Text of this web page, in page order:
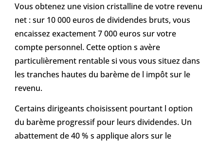
Vous obtenez une vision cristalline de votre revenu
net : sur 10 000 euros de dividendes bruts, vous
encaissez exactement 7 000 euros sur votre
compte personnel. Cette option s avère
particulièrement rentable si vous vous situez dans
les tranches hautes du barème de l impôt sur le
revenu.
Certains dirigeants choisissent pourtant l option
du barème progressif pour leurs dividendes. Un
abattement de 40 % s applique alors sur le